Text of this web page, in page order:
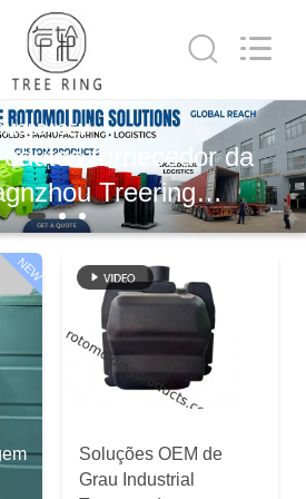
fornecedor da
Treering
NEW
Soluções OEM de
Grau Industrial